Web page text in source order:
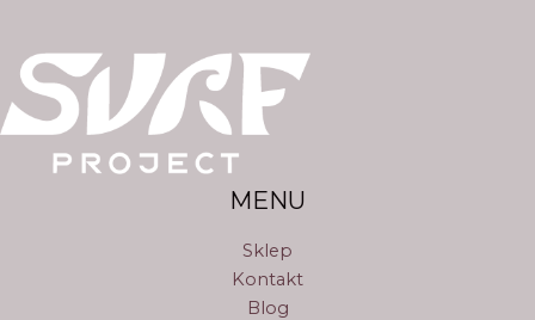
MENU
Sklep
Kontakt
Blog